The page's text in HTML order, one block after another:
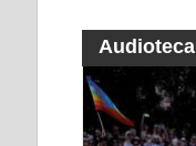
Audioteca